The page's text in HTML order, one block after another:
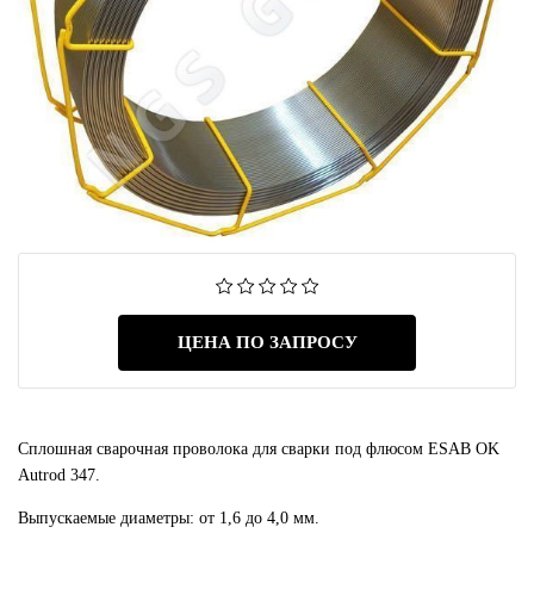
ЦЕНА ПО ЗАПРОСУ
Сплошная сварочная проволока для сварки под флюсом ESAB OK
Autrod 347.
Выпускаемые диаметры: от 1,6 до 4,0 мм.